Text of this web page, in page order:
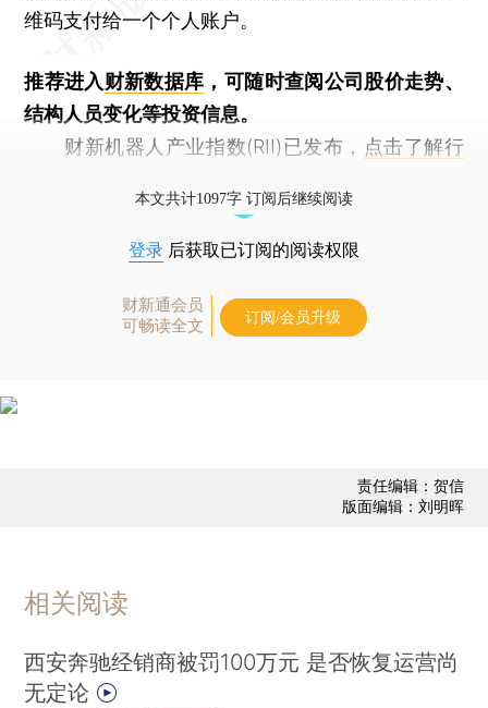
维码支付给一个个人账户。
推荐进入财新数据库 ，可随时查阅公司股价走势、
结构人员变化等投资信息。
财新机器人产业指数(RII)已发布， 点击了解行
本文共计1097字 订阅后继续阅读
登录 后获取已订阅的阅读权限
财新通会员
可畅读全文
订阅/会员升级
责任编辑：贺信
版面编辑：刘明晖
相关阅读
西安奔驰经销商被罚100万元 是否恢复运营尚
无定论